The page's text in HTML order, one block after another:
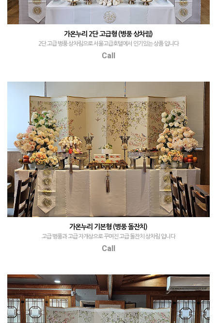
가온누리 2단 고급형 (병풍 상차림)
2단 고급 병풍 상차림으로 서울고급호텔에서 인기있는 상품 입니다
Call
가온누리 기본형 (병풍 돌잔치)
고급 병풍과 고급 자개상으로 꾸며진 고급 돌잔치 상차림 입니다
Call